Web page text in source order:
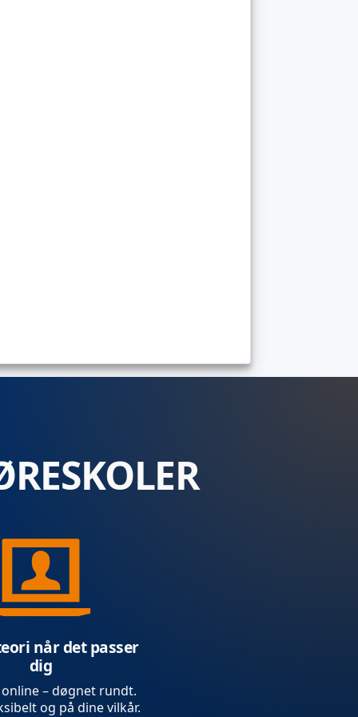
når det passer
dig
– døgnet rundt.
og på dine vilkår.